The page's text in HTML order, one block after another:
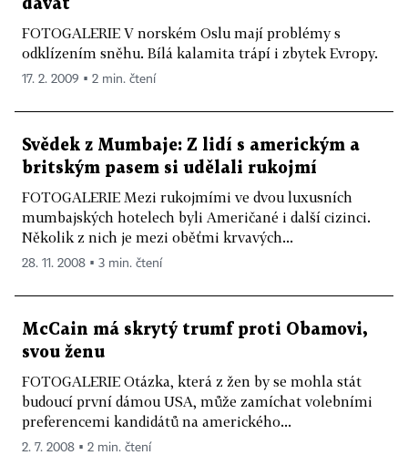
dávat
FOTOGALERIE V norském Oslu mají problémy s
odklízením sněhu. Bílá kalamita trápí i zbytek Evropy.
17. 2. 2009 ▪ 2 min. čtení
Svědek z Mumbaje: Z lidí s americkým a
britským pasem si udělali rukojmí
FOTOGALERIE Mezi rukojmími ve dvou luxusních
mumbajských hotelech byli Američané i další cizinci.
Několik z nich je mezi oběťmi krvavých...
28. 11. 2008 ▪ 3 min. čtení
McCain má skrytý trumf proti Obamovi,
svou ženu
FOTOGALERIE Otázka, která z žen by se mohla stát
budoucí první dámou USA, může zamíchat volebními
preferencemi kandidátů na amerického...
2. 7. 2008 ▪ 2 min. čtení